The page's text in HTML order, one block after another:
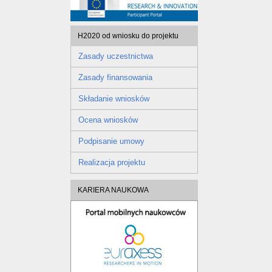
H2020 od wniosku do projektu
Zasady uczestnictwa
Zasady finansowania
Składanie wniosków
Ocena wniosków
Podpisanie umowy
Realizacja projektu
KARIERA NAUKOWA